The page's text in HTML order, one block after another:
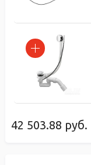
42 503.88 руб.